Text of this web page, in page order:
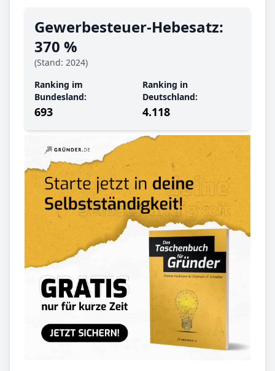
Gewerbe­steuer-Hebe­satz:
370 %
(Stand: 2024)
Ranking im
Bundesland:
693
Ranking in
Deutschland:
4.118